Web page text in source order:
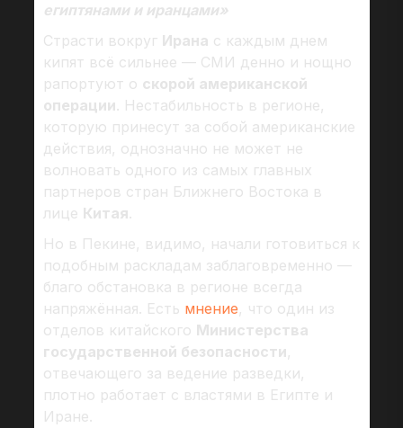
египтянами и иранцами»
Страсти вокруг Ирана с каждым днем
кипят всё сильнее — СМИ денно и нощно
рапортуют о скорой американской
операции. Нестабильность в регионе,
которую принесут за собой американские
действия, однозначно не может не
волновать одного из самых главных
партнеров стран Ближнего Востока в
лице Китая.
Но в Пекине, видимо, начали готовиться к
подобным раскладам заблаговременно —
благо обстановка в регионе всегда
напряжённая. Есть мнение, что один из
отделов китайского Министерства
государственной безопасности,
отвечающего за ведение разведки,
плотно работает с властями в Египте и
Иране.